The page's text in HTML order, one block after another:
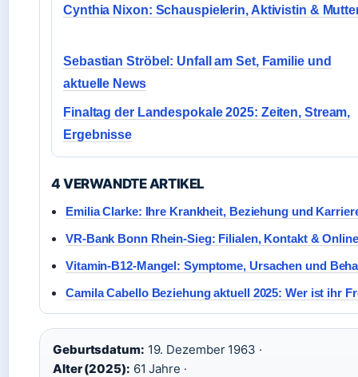
Cynthia Nixon: Schauspielerin, Aktivistin &
Sebastian Ströbel: Unfall am Set, Familie und
aktuelle News
Finaltag der Landespokale 2025: Zeiten, Stream,
Ergebnisse
4 VERWANDTE ARTIKEL
Emilia Clarke: Ihre Krankheit, Beziehung und
VR-Bank Bonn Rhein-Sieg: Filialen, Kontakt &
Vitamin-B12-Mangel: Symptome, Ursachen und
Camila Cabello Beziehung aktuell 2025: Wer ist ihr
Geburtsdatum: 19. Dezember 1963 ·
Alter (2025): 61 Jahre ·